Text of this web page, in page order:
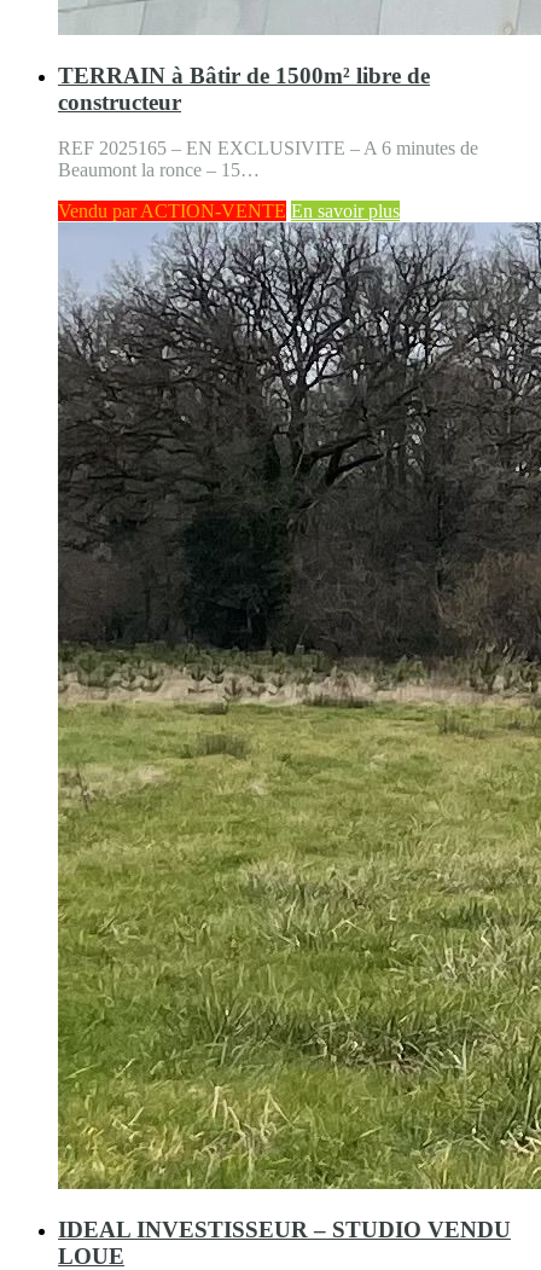
TERRAIN à Bâtir de 1500m² libre de
constructeur
REF 2025165 – EN EXCLUSIVITE – A 6 minutes de
Beaumont la ronce – 15…
Vendu par ACTION-VENTE En savoir plus
IDEAL INVESTISSEUR – STUDIO VENDU
LOUE